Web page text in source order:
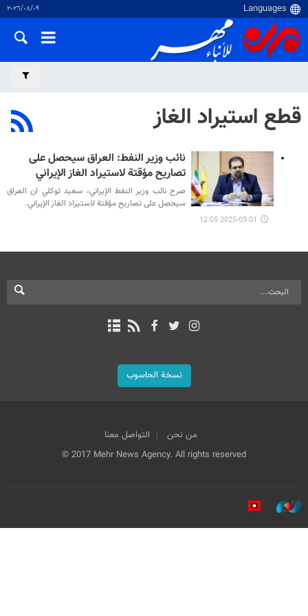
٠٩‏/٠٨‏/٢٠٢٦
قطع استيراد الغاز
نائب وزير النفط: العراق سيحصل على
تصاريح مؤقتة لاستيراد الغاز الإيراني
صرح نائب وزير النفط الإيراني، سعيد توكلي ان العراق
سيحصل على تصاريح مؤقتة لاستيراد الغاز الإيراني.
2025-03-01 12:05
نسخة الحاسوب
من نحن
التواصل معنا
© 2017 Mehr News Agency. All rights reserved